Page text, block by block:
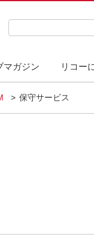
マガジン リコー
検索キーワード入力
保守サービス